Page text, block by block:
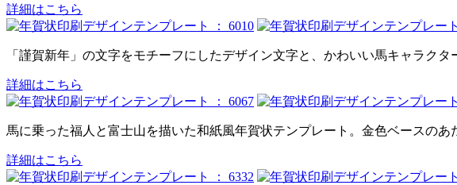
詳細はこちら
「謹賀新年」の文字をモチーフにしたデザイン文字と、かわいい馬キャラク
詳細はこちら
馬に乗った福人と富士山を描いた和紙風年賀状テンプレート。金色ベースの
詳細はこちら